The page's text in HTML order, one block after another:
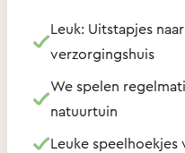
Leuk: Uitstapjes
verzorgingshuis
We spelen
natuurtuin
Leuke